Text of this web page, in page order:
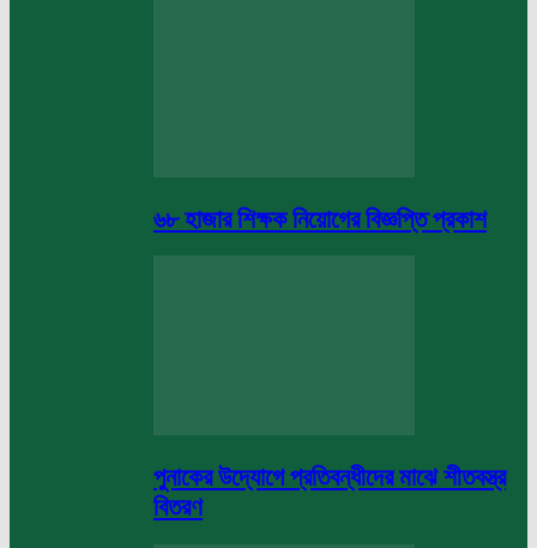
৬৮ হাজার শিক্ষক নিয়োগের বিজ্ঞপ্তি প্রকাশ
পুনাকের উদ্যোগে প্রতিবন্ধীদের মাঝে শীতবস্ত্র
বিতরণ